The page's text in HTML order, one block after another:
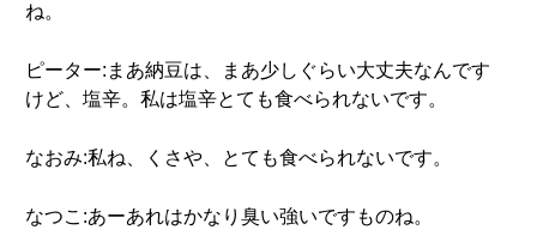
ね。
ピーター:まあ納豆は、まあ少しぐらい大丈夫なんです
けど、塩辛。私は塩辛とても食べられないです。
なおみ:私ね、くさや、とても食べられないです。
なつこ:あーあれはかなり臭い強いですものね。